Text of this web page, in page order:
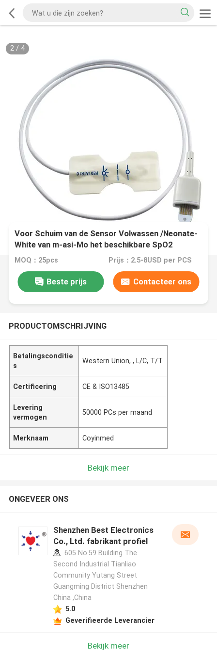
2/ 4
Voor Schuim van de Sensor Volwassen /Neonate-
White van m-asi-Mo het beschikbare SpO2
MOQ：25pcs Prijs：2.5-8USD per PCS
Beste prijs Contacteer ons
PRODUCTOMSCHRIJVING
Betalingsconditie
s
Western Union, , L/C, T/T
Certificering CE & ISO13485
Levering
vermogen
50000 PCs per maand
Merknaam Coyinmed
Bekijk meer
ONGEVEER ONS
Shenzhen Best Electronics
Co., Ltd. fabrikant profiel
605 No.59 Building The
Second Industrial Tianliao
Community Yutang Street
Guangming District Shenzhen
China ,China
5.0
Geverifieerde Leverancier
Bekijk meer